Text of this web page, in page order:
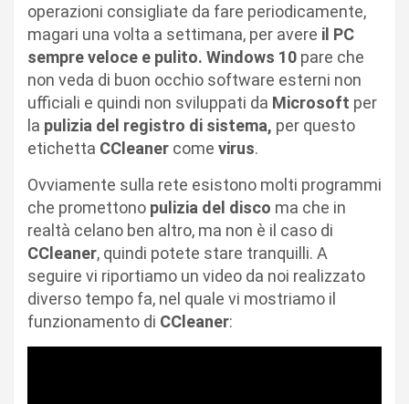
operazioni consigliate da fare periodicamente,
magari una volta a settimana, per avere il PC
sempre veloce e pulito. Windows 10 pare che
non veda di buon occhio software esterni non
ufficiali e quindi non sviluppati da Microsoft per
la pulizia del registro di sistema, per questo
etichetta CCleaner come virus.
Ovviamente sulla rete esistono molti programmi
che promettono pulizia del disco ma che in
realtà celano ben altro, ma non è il caso di
CCleaner, quindi potete stare tranquilli. A
seguire vi riportiamo un video da noi realizzato
diverso tempo fa, nel quale vi mostriamo il
funzionamento di CCleaner: